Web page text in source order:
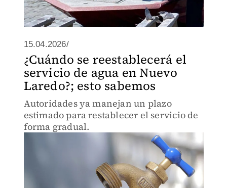
15.04.2026/
¿Cuándo se reestablecerá el
servicio de agua en Nuevo
Laredo?; esto sabemos
Autoridades ya manejan un plazo
estimado para restablecer el servicio de
forma gradual.